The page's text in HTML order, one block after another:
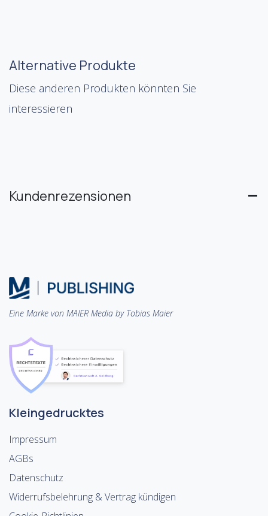
Alternative Produkte
Diese anderen Produkten könnten Sie
interessieren
Kundenrezensionen
Eine Marke von MAIER Media by Tobias Maier
Kleingedrucktes
Impressum
AGBs
Datenschutz
Widerrufsbelehrung & Vertrag kündigen